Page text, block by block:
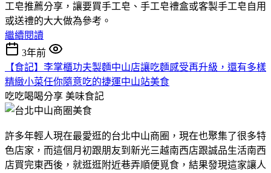
工皂推薦分享，讓要買手工皂、手工皂禮盒或客製手工皂自用
或送禮的大大做為參考。
繼續閱讀
3年前
【食記】李掌櫃功夫製麵中山店讓吃麵感受再升級，還有多樣
精緻小菜任你隨意吃的捷運中山站美食
吃吃喝喝分享 美味食記
許多年輕人現在最愛逛的台北中山商圈，現在也聚集了很多特
色店家，而這個月初跟朋友到新光三越南西店跟誠品生活南西
店買完東西後，就逛逛附近巷弄順便覓食，結果發現這家讓人